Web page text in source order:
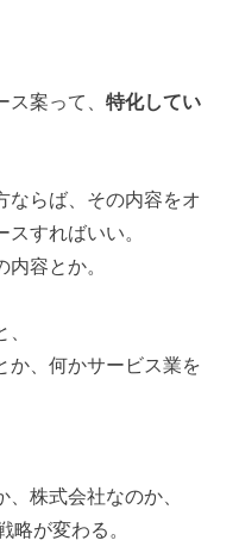
ス案って、特化してい
ならば、その内容をオ
すればいい。
容とか。
か、何かサービス業を
株式会社なのか、
略が変わる。